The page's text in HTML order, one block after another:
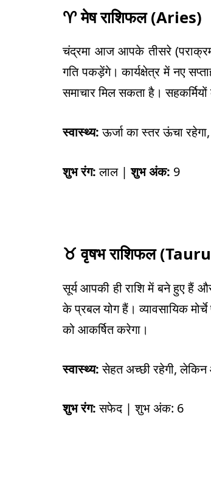
♈ मेष राशिफल (Aries)
चंद्रमा आज आपके तीसरे
गति पकड़ेंगे। कार्यक्षेत्र में नए
समाचार मिल सकता है। सहकर्मियों
स्वास्थ्य:ऊर्जा का स्तर ऊंचा
शुभ रंग:लाल |शुभ अंक: 9
♉ वृषभ राशिफल (
सूर्य आपकी ही राशि में बने हुए हैं
के प्रबल योग हैं। व्यावसायिक
को आकर्षित करेगा।
स्वास्थ्य:सेहत अच्छी रहेगी,
शुभ रंग:सफेद | शुभ अंक: 6